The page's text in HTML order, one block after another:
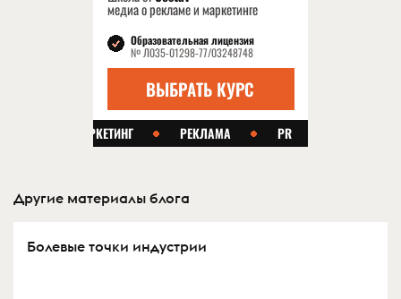
Другие материалы блога
Болевые точки индустрии